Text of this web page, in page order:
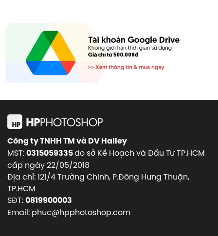
Công ty TNHH TM và DV Halley
MST:0315059335do sở Kế Hoạch và Đầu Tư TP.HCM
cấp ngày 22/05/2018
Địa chỉ: 121/4 Trường Chinh, P.Đông Hưng Thuận,
TP.HCM
SĐT:0819900003
Email: phuc@hpphotoshop.com